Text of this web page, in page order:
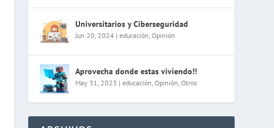
Universitarios y Ciberseguridad
Jun 20, 2024| educación, Opinión
Aprovecha donde estas viviendo!!
May 31, 2023 | educación, Opinión, Otros